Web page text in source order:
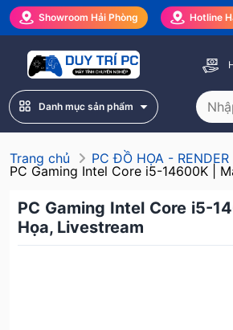
Showroom Hải Phòng Hotline
Danh mục sản phẩm
Trang chủ PC ĐỒ HỌA - RENDER
PC Gaming Intel Core i5-14600K |
PC Gaming Intel Core i5-
Họa, Livestream